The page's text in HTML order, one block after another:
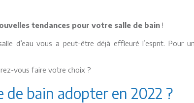
tendances pour votre salle de bain !
d’eau vous a peut-être déjà effleuré l’esprit.
vous faire votre choix ?
de bain adopter en 2022 ?